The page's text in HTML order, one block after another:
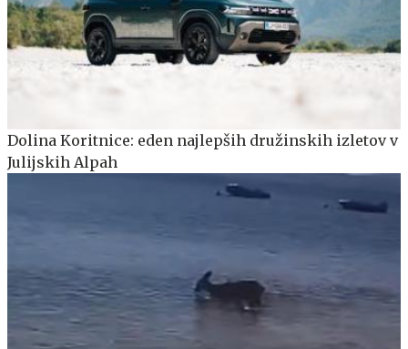
Dolina Koritnice: eden najlepših družinskih izletov v
Julijskih Alpah